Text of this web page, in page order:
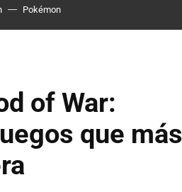
Pokémon
of War:
que más